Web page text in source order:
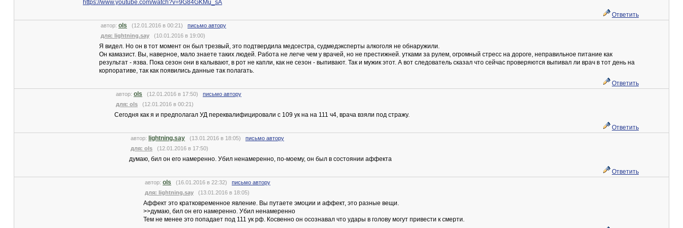
https://www.youtube.com/watch?v=9G84GKMu_sA
Ответить
автор: ols (12.01.2016 в 00:21) письмо автору
для: lightning.say (10.01.2016 в 19:00)
Я видел. Но он в тот момент он был трезвый, это подтвердила медсестра, судмедэксперты алкоголя не обнаружили.
Он камазист. Вы, наверное, мало знаете таких людей. Работа не легче чем у врачей, но не престижней. утками за рулем, огромный стресс на дороге, неправильное питание как
результат - язва. Пока сезон они в калывают, в рот не капли, как не сезон - выпивают. Так и мужик этот. А вот следователь сказал что сейчас проверяются выпивал ли врач в тот день на
корпоративе, так как появились данные так полагать.
Ответить
автор: ols (12.01.2016 в 17:50) письмо автору
для: ols (12.01.2016 в 00:21)
Сегодня как я и предполагал УД переквалифицировали с 109 ук на на 111 ч4, врача взяли под стражу.
Ответить
автор: lightning.say (13.01.2016 в 18:05) письмо автору
для: ols (12.01.2016 в 17:50)
думаю, бил он его намеренно. Убил ненамеренно, по-моему, он был в состоянии аффекта
Ответить
автор: ols (16.01.2016 в 22:32) письмо автору
для: lightning.say (13.01.2016 в 18:05)
Аффект это кратковременное явление. Вы путаете эмоции и аффект, это разные вещи.
>>думаю, бил он его намеренно. Убил ненамеренно
Тем не менее это попадает под 111 ук рф. Косвенно он осознавал что удары в голову могут привести к смерти.